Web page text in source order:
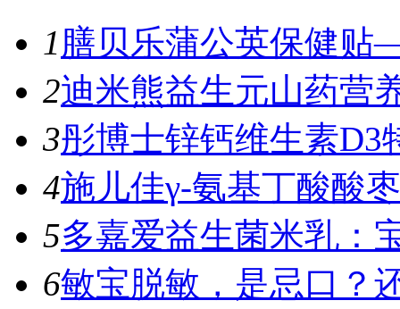
1 膳贝乐蒲公英保健
2迪米熊益生元山药营
3彤博士锌钙维生素
4施儿佳γ-氨基丁酸酸
5多嘉爱益生菌米乳：
6敏宝脱敏，是忌口？